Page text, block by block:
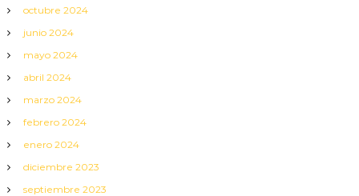
octubre 2024
junio 2024
mayo 2024
abril 2024
marzo 2024
febrero 2024
enero 2024
diciembre 2023
septiembre 2023